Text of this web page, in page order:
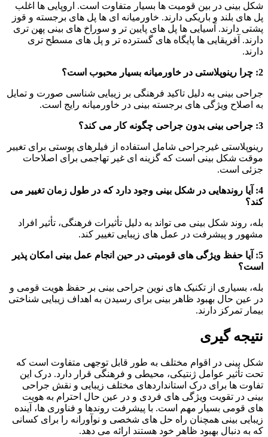
شکل بینی در بین قومیت ها بسیار متفاوت است. اروپایی ها اغلب
پل های بلند و باریکی دارند. خاورمیانه ای ها پل های برجسته و قوز
پشتی دارند. آسیایی ها پل های پایین تر و سوراخ های بینی پهن تری
دارند. آفریقایی ها پایگاه های گسترده تر و پل های مسطح تری
دارند.
2: چرا رینوپلاستی در خاورمیانه بسیار محبوب است؟
جراحی بینی به دلیل تاکید فرهنگی بر زیبایی شناسی صورت و تمایل
به اصلاح ویژگی های برجسته بینی در خاورمیانه رایج است.
3: جراحی بینی بدون جراحی چگونه کار می کند؟
رینوپلاستی غیرجراحی شامل استفاده از فیلرهای پوستی برای تغییر
موقت شکل بینی است که گزینه ای غیر تهاجمی برای اصلاحات
جزئی است.
4: آیا روندهایی در شکل بینی وجود دارد که در طول زمان تغییر می
کند؟
بله، روند شکل بینی می تواند به دلیل تأثیرات فرهنگی، تأثیر افراد
مشهور و پیشرفت در عمل های زیبایی تغییر کند.
5: آیا حفظ ویژگی های قومیتی در حین انجام عمل بینی امکان پذیر
است؟
بله، بسیاری از تکنیک های نوین جراحی بینی بر حفظ هویت قومی و
در عین حال بهبود ظاهر بینی برای رسیدن به اهداف زیبایی شناختی
بیمار تمرکز دارند.
نتیجه گیری
شکل بینی در اقوام مختلف به طور قابل توجهی متفاوت است که
تحت تأثیر عوامل ژنتیکی، محیطی و فرهنگی قرار دارد. درک این
تفاوت ها برای درک استانداردهای مختلف زیبایی و نقش جراحی
بینی در تقویت ویژگی های فردی و در عین حال احترام به هویت
های قومی بسیار مهم است. با پیشرفت روندها و فناوری ها، آینده
زیبایی بینی همچنان راه حل های شخصی و نوآورانه را برای کسانی
که به دنبال بهبود ظاهر خود هستند ارائه می دهد.